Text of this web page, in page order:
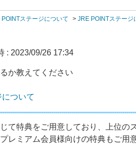
ステージについて > JRE POINTステージ
: 2023/09/26 17:34
か教えてください
ついて
て特典をご用意しており、上位
レミアム会員様向けの特典もご用